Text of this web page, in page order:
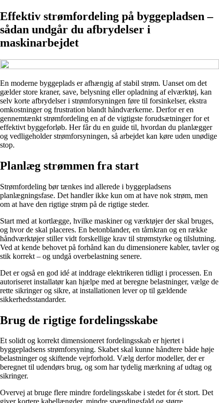
Effektiv strømfordeling på byggepladsen –
sådan undgår du afbrydelser i
maskinarbejdet
En moderne byggeplads er afhængig af stabil strøm. Uanset om det
gælder store kraner, save, belysning eller opladning af elværktøj, kan
selv korte afbrydelser i strømforsyningen føre til forsinkelser, ekstra
omkostninger og frustration blandt håndværkerne. Derfor er en
gennemtænkt strømfordeling en af de vigtigste forudsætninger for et
effektivt byggeforløb. Her får du en guide til, hvordan du planlægger
og vedligeholder strømforsyningen, så arbejdet kan køre uden unødige
stop.
Planlæg strømmen fra start
Strømfordeling bør tænkes ind allerede i byggepladsens
planlægningsfase. Det handler ikke kun om at have nok strøm, men
om at have den rigtige strøm på de rigtige steder.
Start med at kortlægge, hvilke maskiner og værktøjer der skal bruges,
og hvor de skal placeres. En betonblander, en tårnkran og en række
håndværktøjer stiller vidt forskellige krav til strømstyrke og tilslutning.
Ved at kende behovet på forhånd kan du dimensionere kabler, tavler og
stik korrekt – og undgå overbelastning senere.
Det er også en god idé at inddrage elektrikeren tidligt i processen. En
autoriseret installatør kan hjælpe med at beregne belastninger, vælge de
rette sikringer og sikre, at installationen lever op til gældende
sikkerhedsstandarder.
Brug de rigtige fordelingsskabe
Et solidt og korrekt dimensioneret fordelingsskab er hjertet i
byggepladsens strømforsyning. Skabet skal kunne håndtere både høje
belastninger og skiftende vejrforhold. Vælg derfor modeller, der er
beregnet til udendørs brug, og som har tydelig mærkning af udtag og
sikringer.
Overvej at bruge flere mindre fordelingsskabe i stedet for ét stort. Det